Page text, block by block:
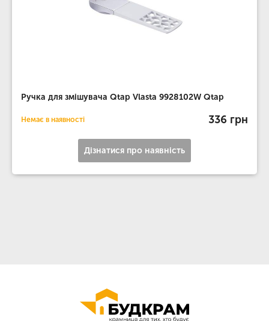
Ручка для змішувача Qtap Vlasta 9928102W Qtap
Немає в наявності 336 грн
Дізнатися про наявність